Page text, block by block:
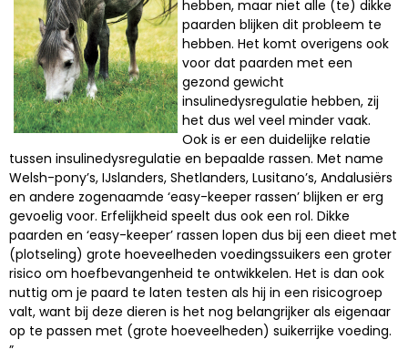
hebben, maar niet alle (te) dikke
paarden blijken dit probleem te
hebben. Het komt overigens ook
voor dat paarden met een
gezond gewicht
insulinedysregulatie hebben, zij
het dus wel veel minder vaak.
Ook is er een duidelijke relatie
tussen insulinedysregulatie en bepaalde rassen. Met name
Welsh-pony’s, IJslanders, Shetlanders, Lusitano’s, Andalusiërs
en andere zogenaamde ‘easy-keeper rassen’ blijken er erg
gevoelig voor. Erfelijkheid speelt dus ook een rol. Dikke
paarden en ‘easy-keeper’ rassen lopen dus bij een dieet met
(plotseling) grote hoeveelheden voedingssuikers een groter
risico om hoefbevangenheid te ontwikkelen. Het is dan ook
nuttig om je paard te laten testen als hij in een risicogroep
valt, want bij deze dieren is het nog belangrijker als eigenaar
op te passen met (grote hoeveelheden) suikerrijke voeding.
”